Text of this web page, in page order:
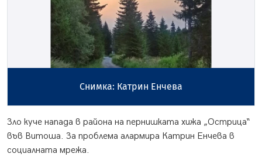
Снимка: Катрин Енчева
Зло куче напада в района на пернишката хижа „Острица“
във Витоша. За проблема алармира Катрин Енчева в
социалната мрежа.